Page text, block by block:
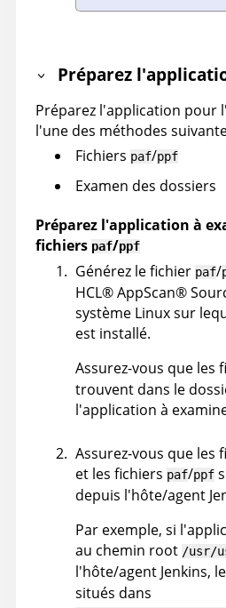
Préparez
Préparez l'application pour
l'une des méthodes
Fichiers paf/ppf
Examen des dossiers
Préparez l'application à
fichiers paf/ppf
Générez le fichier paf/
HCL®AppScan®
système Linux sur
est installé.
Assurez-vous que les
trouvent dans le
l'application à
Assurez-vous que les
et les fichiers paf/ppf
depuis l'hôte/agent
Par exemple, si
au chemin root /usr/
l'hôte/agent Jenkins,
situés dans